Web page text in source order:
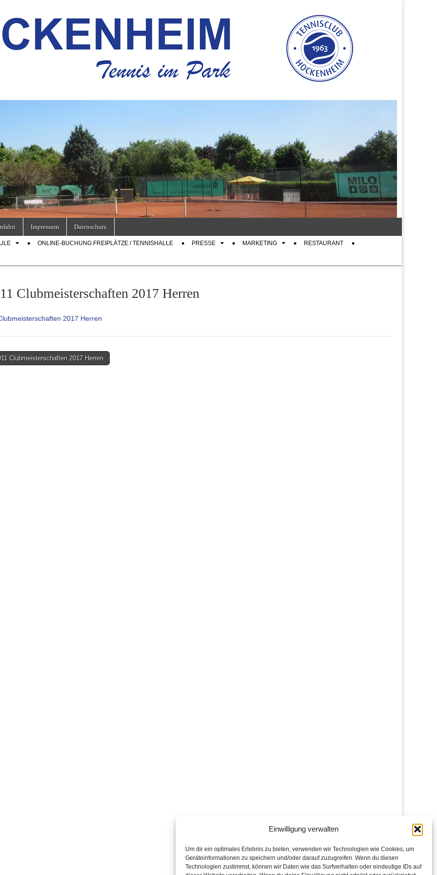
Einwilligung verwalten
Um dir ein optimales Erlebnis zu bieten, verwenden wir Technologien wie Cookies, um
Geräteinformationen zu speichern und/oder darauf zuzugreifen. Wenn du diesen
Technologien zustimmst, können wir Daten wie das Surfverhalten oder eindeutige IDs auf
Impressum Datenschutz
ONLINE-BUCHUNG FREIPLÄTZE / TENNISHALLE PRESSE MARKETING RESTAURANT
Clubmeisterschaften 2017 Herren
2017 Herren
Clubmeisterschaften 2017 Herren